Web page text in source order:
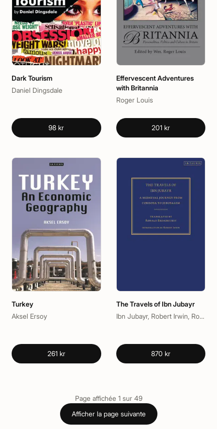
Dark Tourism
Daniel Dingsdale
98 kr
Effervescent Adventures
with Britannia
Roger Louis
201 kr
Turkey
Aksel Ersoy
261 kr
The Travels of Ibn Jubayr
Ibn Jubayr, Robert Irwin, Ronald Broadhurst
870 kr
Page affichée 1 sur 49
Afficher la page suivante